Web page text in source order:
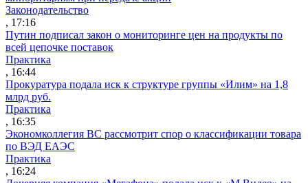
Законодательство
, 17:16
Путин подписал закон о мониторинге цен на продукты по
всей цепочке поставок
Практика
, 16:44
Прокуратура подала иск к структуре группы «Илим» на 1,8
млрд руб.
Практика
, 16:35
Экономколлегия ВС рассмотрит спор о классификации товара
по ВЭД ЕАЭС
Практика
, 16:24